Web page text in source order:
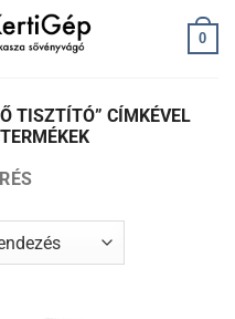
0
TISZTÍTÓ” CÍMKÉVEL